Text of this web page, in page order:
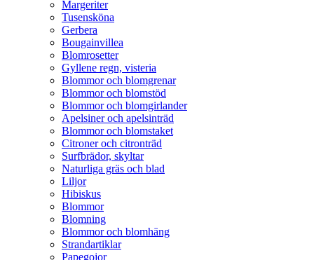
Margeriter
Tusensköna
Gerbera
Bougainvillea
Blomrosetter
Gyllene regn, visteria
Blommor och blomgrenar
Blommor och blomstöd
Blommor och blomgirlander
Apelsiner och apelsinträd
Blommor och blomstaket
Citroner och citronträd
Surfbrädor, skyltar
Naturliga gräs och blad
Liljor
Hibiskus
Blommor
Blomning
Blommor och blomhäng
Strandartiklar
Papegojor